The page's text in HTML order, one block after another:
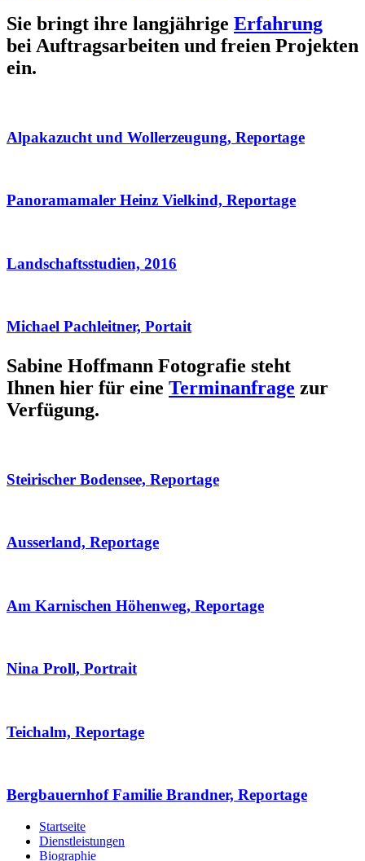
Sie bringt ihre langjährige Erfahrung
bei Auftragsarbeiten und freien Projekten
ein.
Alpakazucht und Wollerzeugung, Reportage
Panoramamaler Heinz Vielkind, Reportage
Landschaftsstudien, 2016
Michael Pachleitner, Portait
Sabine Hoffmann Fotografie steht
Ihnen hier für eine Terminanfrage zur
Verfügung.
Steirischer Bodensee, Reportage
Ausserland, Reportage
Am Karnischen Höhenweg, Reportage
Nina Proll, Portrait
Teichalm, Reportage
Bergbauernhof Familie Brandner, Reportage
Startseite
Dienstleistungen
Biographie